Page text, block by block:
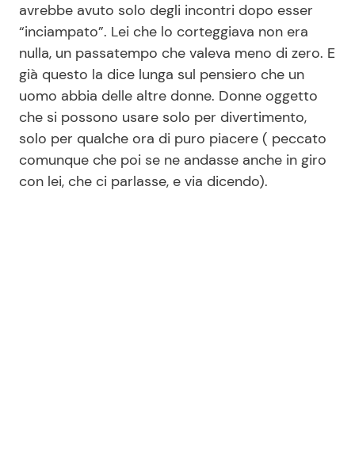
avrebbe avuto solo degli incontri dopo esser
“inciampato”. Lei che lo corteggiava non era
nulla, un passatempo che valeva meno di zero. E
già questo la dice lunga sul pensiero che un
uomo abbia delle altre donne. Donne oggetto
che si possono usare solo per divertimento,
solo per qualche ora di puro piacere ( peccato
comunque che poi se ne andasse anche in giro
con lei, che ci parlasse, e via dicendo).